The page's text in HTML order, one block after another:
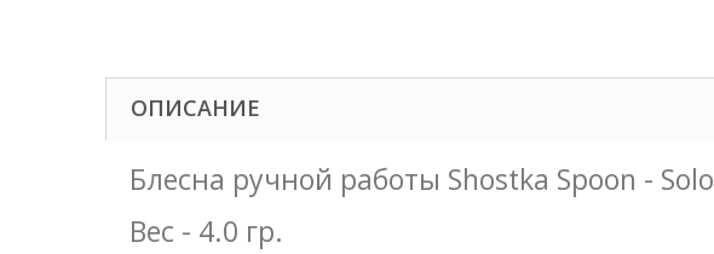
ОПИСАНИЕ
Блесна ручной работы Shostka Spoon - Solo
Вес - 4.0 гр.